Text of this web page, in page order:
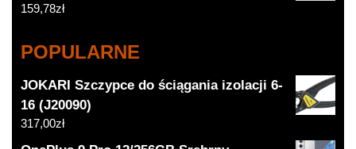
159,78zł
POPULARNE
JOKARI Szczypce do ściągania izolacji 6-
16 (J20090)
317,00zł